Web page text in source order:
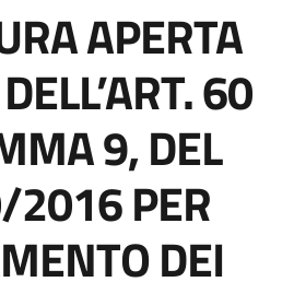
APERTA
60
9, DEL
2016 PER
DEI